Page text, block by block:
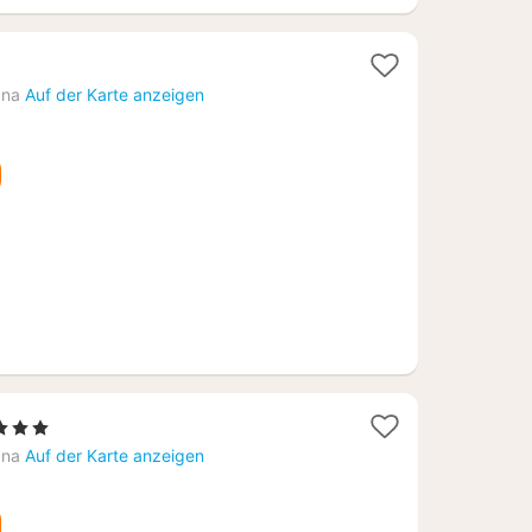
Auf der Karte anzeigen
Auf der Karte anzeigen